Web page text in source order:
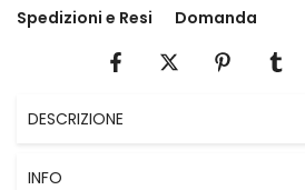
Spedizioni e Resi Domanda
DESCRIZIONE
INFO